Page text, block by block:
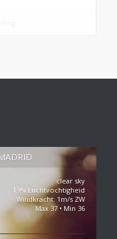
clear sky
19% Luchtvochtigheid
Windkracht: 1m/s ZW
Max 37 • Min 36